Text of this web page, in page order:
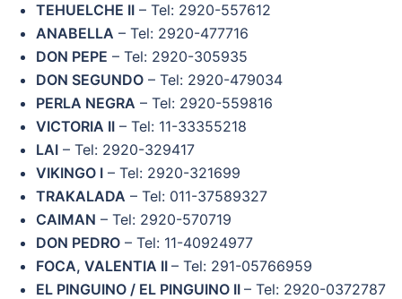
TEHUELCHE II – Tel: 2920-557612
ANABELLA – Tel: 2920-477716
DON PEPE – Tel: 2920-305935
DON SEGUNDO – Tel: 2920-479034
PERLA NEGRA – Tel: 2920-559816
VICTORIA II – Tel: 11-33355218
LAI – Tel: 2920-329417
VIKINGO I – Tel: 2920-321699
TRAKALADA – Tel: 011-37589327
CAIMAN – Tel: 2920-570719
DON PEDRO – Tel: 11-40924977
FOCA, VALENTIA II – Tel: 291-05766959
EL PINGUINO / EL PINGUINO II – Tel: 2920-0372787